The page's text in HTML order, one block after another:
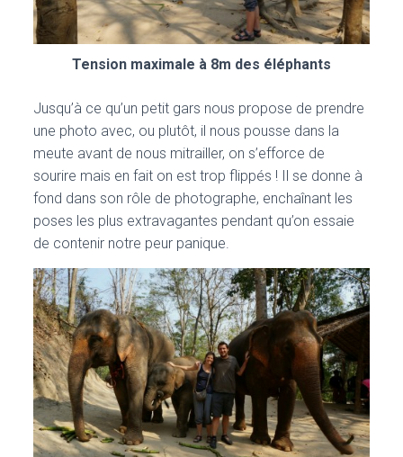
Tension maximale à 8m des éléphants
Jusqu’à ce qu’un petit gars nous propose de prendre
une photo avec, ou plutôt, il nous pousse dans la
meute avant de nous mitrailler, on s’efforce de
sourire mais en fait on est trop flippés ! Il se donne à
fond dans son rôle de photographe, enchaînant les
poses les plus extravagantes pendant qu’on essaie
de contenir notre peur panique.